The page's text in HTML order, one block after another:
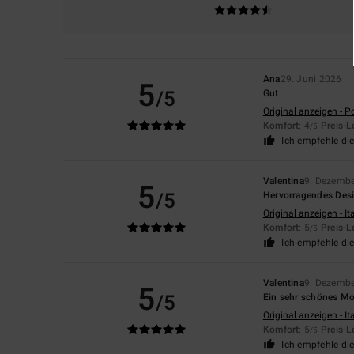
5/5
Ana29. Juni 2026
Gut
Original anzeigen -
Komfort: 4/5 Preis-
Ich empfehle
5/5
Valentina9.
Hervorragendes
Original anzeigen -
Komfort: 5/5 Preis-
Ich empfehle
5/5
Valentina9.
Ein sehr schönes
Original anzeigen -
Komfort: 5/5 Preis-
Ich empfehle